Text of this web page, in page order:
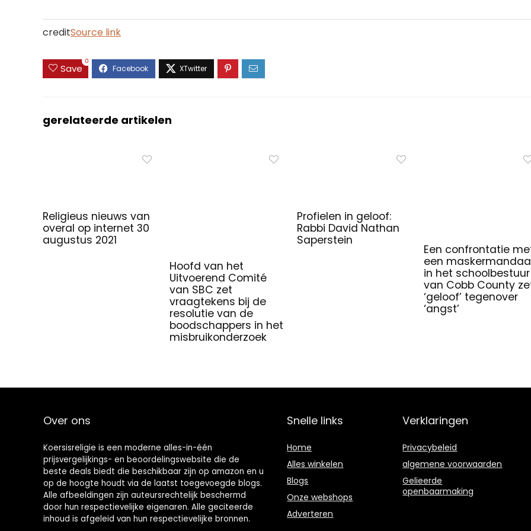
creditSource link
Save
0
gerelateerde artikelen
Religieus nieuws van
overal op internet 30
augustus 2021
Hoofd van het
Uitvoerend Comité
van SBC zet
vraagtekens bij de
resolutie van de
boodschappers in het
misbruikonderzoek
Profielen in geloof:
Rabbi David Nathan
Saperstein
Een confrontatie
een
in het schoolbestuur
van Cobb County
‘geloof’ tegenover
‘angst’
Over ons
Koersisreligie is een moderne alles-in-één
prijsvergelijkings- en beoordelingswebsite die de
beste deals biedt die beschikbaar zijn op amazon en u
op de hoogte houdt via de laatst toegevoegde blogs.
Alle afbeeldingen zijn auteursrechtelijk beschermd
door hun respectievelijke eigenaren. Alle geciteerde
inhoud is afgeleid van hun respectievelijke bronnen.
Snelle links
Home
Alles winkelen
Blogs
Onze webshops
Adverteren
Verklaringen
Privacybeleid
algemene voorwaarden
Gelieerde
openbaarmaking